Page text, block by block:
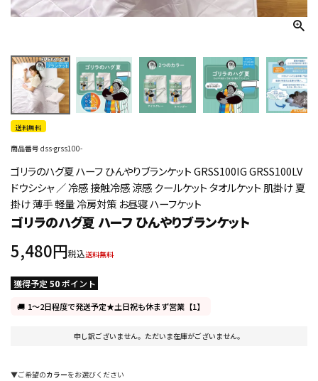
送料無料
商品番号 dss-grss100-
ゴリラのハグ夏 ハーフ ひんやりブランケット GRSS100IG GRSS100LV
ドウシシャ ／ 冷感 接触冷感 涼感 クールケット タオルケット 肌掛け 夏
掛け 薄手 軽量 冷房対策 お昼寝 ハーフケット
ゴリラのハグ夏 ハーフ ひんやりブランケット
5,480 税込送料無料
獲得予定 50 ポイント
1～2日程度で発送予定★土日祝も休まず営業【1】
申し訳ございません。ただいま在庫がございません。
カラー